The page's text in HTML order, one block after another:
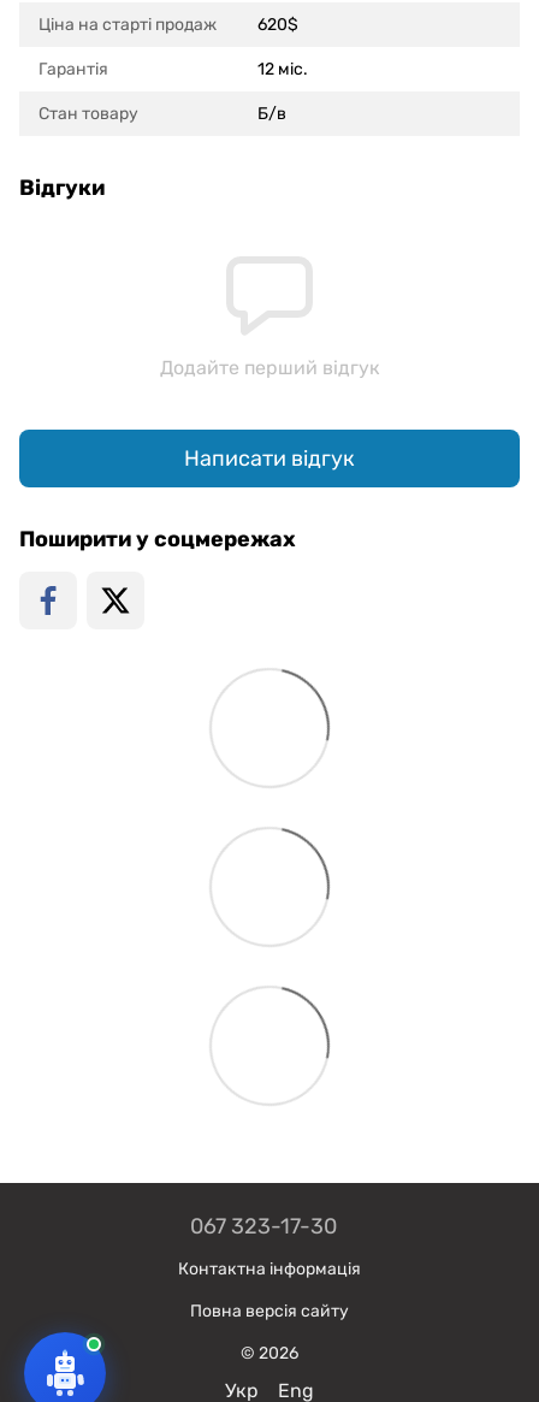
Ціна на старті продаж 620$
Гарантія 12 міс.
Стан товару Б/в
Відгуки
Додайте перший відгук
Написати відгук
Поширити у соцмережах
067 323-17-30
Контактна інформація
Повна версія сайту
© 2026
Укр Eng